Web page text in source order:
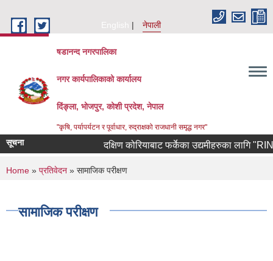
English
नेपाली
षडानन्द नगरपालिका
नगर कार्यपालिकाको कार्यालय
दिंङ्ला, भोजपुर, कोशी प्रदेश, नेपाल
"कृषि, पर्यापर्यटन र पूर्वाधार, रुद्राक्षको राजधानी समृद्ध नगर"
सूचना दक्षिण कोरियाबाट फर्केका उद्यमीहरुका लागि
You are here
Home » प्रतिवेदन » सामाजिक परीक्षण
सामाजिक परीक्षण